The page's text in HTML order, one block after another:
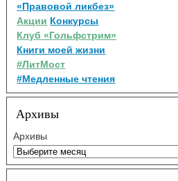
«Правовой ликбез»
Акции Конкурсы
Клуб «Гольфстрим»
Книги моей жизни
#ЛитМост
#Медленные чтения
Архивы
Архивы